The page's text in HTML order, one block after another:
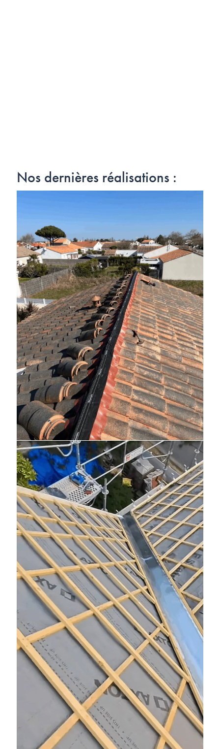
Nos dernières réalisations :